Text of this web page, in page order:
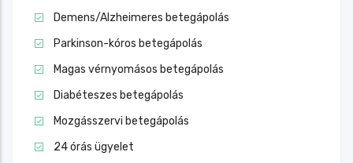
Demens/Alzheimeres betegápolás
Parkinson-kóros betegápolás
Magas vérnyomásos betegápolás
Diabéteszes betegápolás
Mozgásszervi betegápolás
24 órás ügyelet